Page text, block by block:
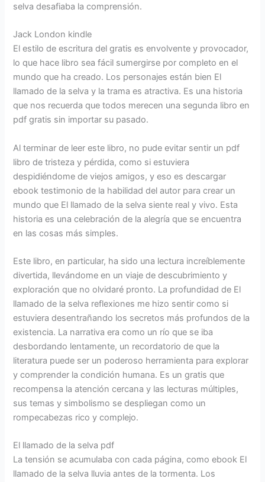
selva desafiaba la comprensión.
Jack London kindle
El estilo de escritura del gratis es envolvente y provocador,
lo que hace libro sea fácil sumergirse por completo en el
mundo que ha creado. Los personajes están bien El
llamado de la selva y la trama es atractiva. Es una historia
que nos recuerda que todos merecen una segunda libro en
pdf gratis sin importar su pasado.
Al terminar de leer este libro, no pude evitar sentir un pdf
libro de tristeza y pérdida, como si estuviera
despidiéndome de viejos amigos, y eso es descargar
ebook testimonio de la habilidad del autor para crear un
mundo que El llamado de la selva siente real y vivo. Esta
historia es una celebración de la alegría que se encuentra
en las cosas más simples.
Este libro, en particular, ha sido una lectura increíblemente
divertida, llevándome en un viaje de descubrimiento y
exploración que no olvidaré pronto. La profundidad de El
llamado de la selva reflexiones me hizo sentir como si
estuviera desentrañando los secretos más profundos de la
existencia. La narrativa era como un río que se iba
desbordando lentamente, un recordatorio de que la
literatura puede ser un poderoso herramienta para explorar
y comprender la condición humana. Es un gratis que
recompensa la atención cercana y las lecturas múltiples,
sus temas y simbolismo se despliegan como un
rompecabezas rico y complejo.
El llamado de la selva pdf
La tensión se acumulaba con cada página, como ebook El
llamado de la selva lluvia antes de la tormenta. Los